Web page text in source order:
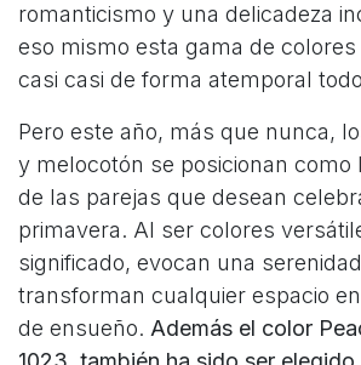
romanticismo y una delicadeza
eso mismo esta gama de
casi casi de forma atemporal
Pero este año, más que nunca,
y melocotón se posicionan como
de las parejas que desean
primavera. Al ser colores
significado, evocan una
transforman cualquier espacio
de ensueño. Además el color